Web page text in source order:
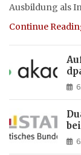
Ausbildung als
Continue